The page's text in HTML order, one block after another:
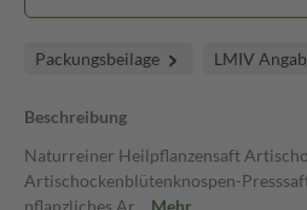
Packungsbeilage LMIV
Beschreibung
Naturreiner Heilpflanzensaft
Artischockenblütenknospen-
pflanzliches Ar… Mehr